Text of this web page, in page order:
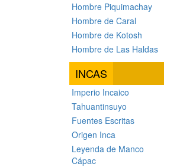
Hombre Piquimachay
Hombre de Caral
Hombre de Kotosh
Hombre de Las Haldas
INCAS
Imperio Incaico
Tahuantinsuyo
Fuentes Escritas
Origen Inca
Leyenda de Manco
Cápac